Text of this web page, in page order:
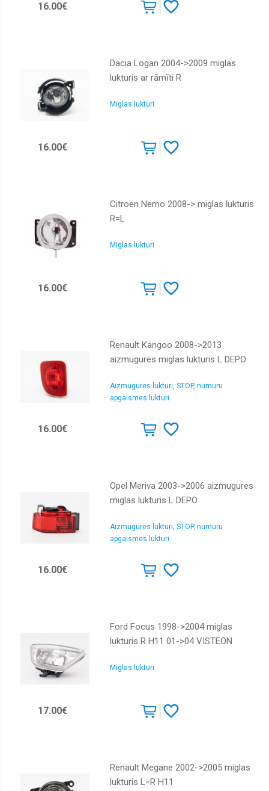
16.00€
Dacia Logan 2004->2009 miglas
lukturis ar rāmīti R
Miglas lukturi
16.00€
Citroen Nemo 2008-> miglas lukturis
R=L
Miglas lukturi
16.00€
Renault Kangoo 2008->2013
aizmugures miglas lukturis L DEPO
Aizmugures lukturi, STOP, numuru
apgaismes lukturi
16.00€
Opel Meriva 2003->2006 aizmugures
miglas lukturis L DEPO
Aizmugures lukturi, STOP, numuru
apgaismes lukturi
16.00€
Ford Focus 1998->2004 miglas
lukturis R H11 01->04 VISTEON
Miglas lukturi
17.00€
Renault Megane 2002->2005 miglas
lukturis L=R H11